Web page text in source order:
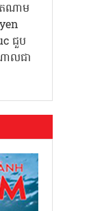
តណាម
ជួប
លជា